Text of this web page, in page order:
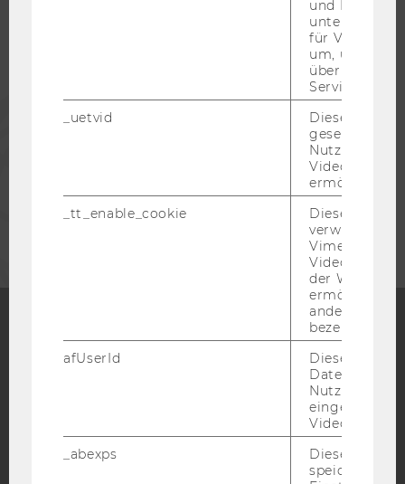
PRESSE
UNTERNEHMEN
Blog
Bluesky
und Bots zu
für Vimeo
um, um
über die
Service zu
_uetvid
Dieses
gesetzt, um
Nutzung des
Videoplayers
ermöglichen
_tt_enable_cookie
Dieses
verwendet,
Vimeo-
der WU-
ermöglichen
andere nicht
bezeichnete
afUserId
Dieses
Daten von
Videos
_abexps
Dieses Cookie
speichert